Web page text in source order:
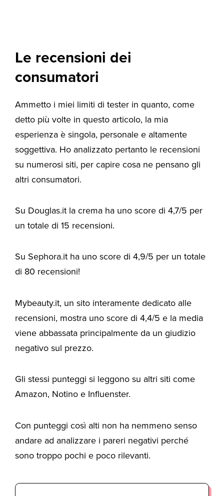
Le recensioni dei
consumatori
Ammetto i miei limiti di tester in quanto, come
detto più volte in questo articolo, la mia
esperienza è singola, personale e altamente
soggettiva. Ho analizzato pertanto le recensioni
su numerosi siti, per capire cosa ne pensano gli
altri consumatori.
Su Douglas.it la crema ha uno score di 4,7/5 per
un totale di 15 recensioni.
Su Sephora.it ha uno score di 4,9/5 per un totale
di 80 recensioni!
Mybeauty.it, un sito interamente dedicato alle
recensioni, mostra uno score di 4,4/5 e la media
viene abbassata principalmente da un giudizio
negativo sul prezzo.
Gli stessi punteggi si leggono su altri siti come
Amazon, Notino e Influenster.
Con punteggi così alti non ha nemmeno senso
andare ad analizzare i pareri negativi perché
sono troppo pochi e poco rilevanti.